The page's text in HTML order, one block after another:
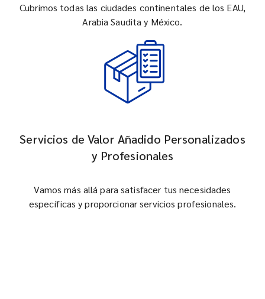
Cubrimos todas las ciudades continentales de los EAU,
Arabia Saudita y México.
Servicios de Valor Añadido Personalizados
y Profesionales
Vamos más allá para satisfacer tus necesidades
específicas y proporcionar servicios profesionales.